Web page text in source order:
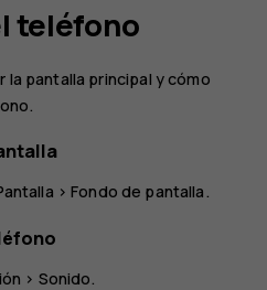
teléfono
la pantalla principal y cómo
>Fondo de pantalla.
> Sonido.